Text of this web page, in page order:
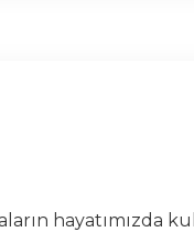
hayatımızda